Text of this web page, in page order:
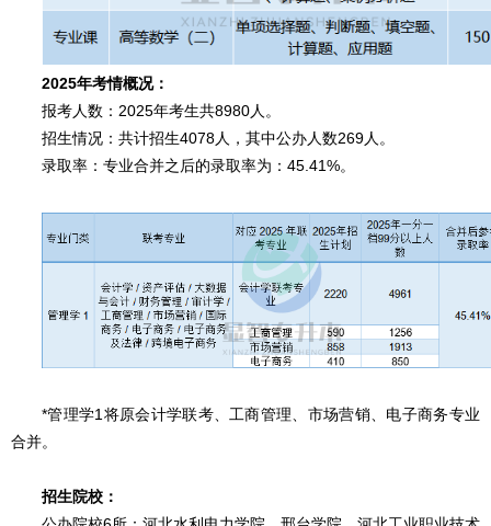
2025年考情概况：
报考人数：2025年考生共8980人。
招生情况：共计招生4078人，其中公办人数269人。
录取率：专业合并之后的录取率为：45.41%。
*管理学1将原会计学联考、工商管理、市场营销、电子商务专业
合并。
招生院校：